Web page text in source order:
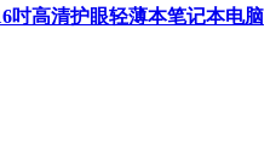
吋高清护眼轻薄本笔记本电脑